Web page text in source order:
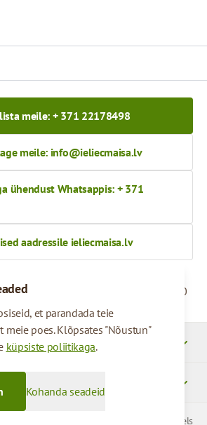
et parandada teie
meie poes. Klõpsates "Nõustun"
küpsiste poliitikaga.
Kohanda seadeid
meile: + 371 22178498
meile: info@ieliecmaisa.lv
ühendust Whatsappis: + 371
aadressile ieliecmaisa.lv
09:00 - 17:00
© 2026 SIA Parcels